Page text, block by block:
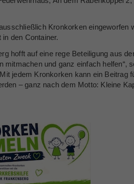
Kronkorken eingeworfen
den Container.
hofft auf eine rege Beteiligung aus
mitmachen und ganz einfach helfen“,
jedem Kronkorken kann ein Beitrag
– ganz nach dem Motto: Kleine